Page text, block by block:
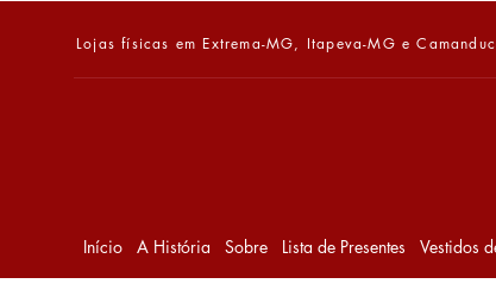
Lojas físicas em Extrema-MG, Itapeva-MG e
Início A História Sobre Lista de Presentes Vestidos